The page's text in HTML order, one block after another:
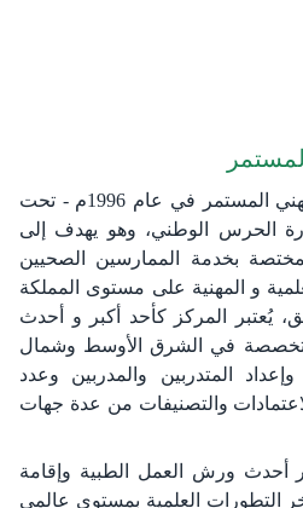
مُنذ إنشاء قسم​ التطوير المهني المستمر في عام 1996م - تحت
الحرس الوطني، وهو يهدف إلى
بخدمة الممارسين الصحيين
و المهنية على مستوى ‏المملكة
يُعتبر المركز كأحد أكبر و أحدث
المتخصصة في ‏الشرق الأوسط وشمال
المتدربين والمدربين وعدد
والتصنيفات من عدة جهات
أحدث ورش العمل الطبية وإقامة
التطورات العلمية بمستوى عالمي